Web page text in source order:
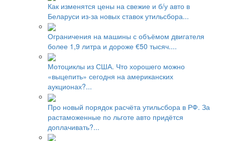
Как изменятся цены на свежие и б/у авто в
Беларуси из-за новых ставок утильсбора...
Ограничения на машины с объёмом двигателя
более 1,9 литра и дороже €50 тысяч....
Мотоциклы из США. Что хорошего можно
«выцепить» сегодня на американских
аукционах?...
Про новый порядок расчёта утильсбора в РФ. За
растаможенные по льготе авто придётся
доплачивать?...